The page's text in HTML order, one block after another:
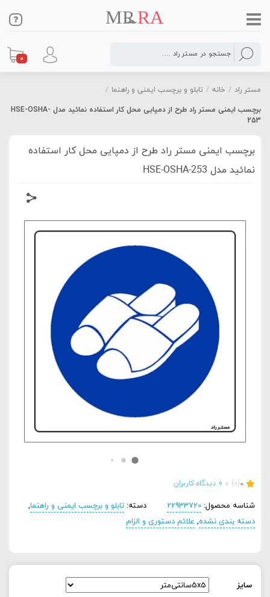
0
مستر راد / خانه / تابلو و برچسب ایمنی و راهنما /
برچسب ایمنی مستر راد طرح از دمپایی محل کار استفاده نمائید مدل HSE-OSHA-
253
برچسب ایمنی مستر راد طرح از دمپایی محل کار استفاده
نمائید مدل HSE-OSHA-253
0
(0)
0 دیدگاه کاربران
شناسه محصول: 22933720 دسته: تابلو و برچسب ایمنی و راهنما,
دسته بندی نشده, علائم دستوری و الزام
سایز